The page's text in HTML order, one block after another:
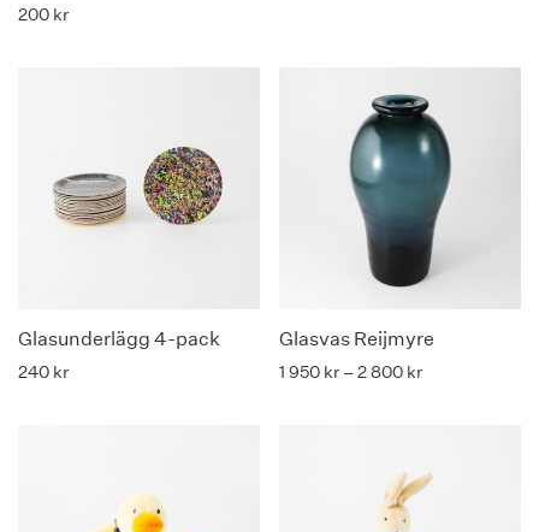
200 kr
Glasunderlägg 4-pack
240 kr
Glasvas Reijmyre
1 950 kr –2 800 krPrisintervall: 1